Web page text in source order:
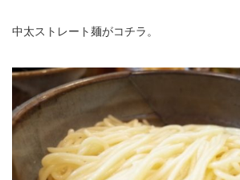
中太ストレート麺がコチラ。